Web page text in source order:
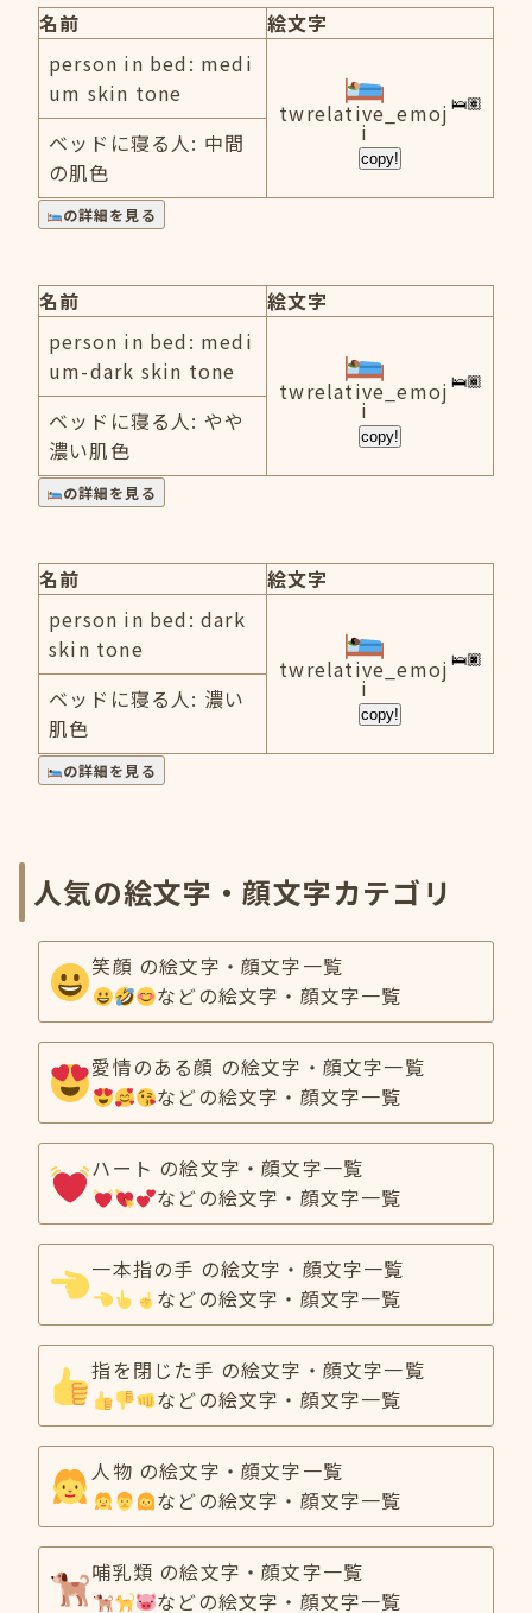
名前
絵文字
person in bed: medi
um skin tone
twrelative_emoj
i
copy!
ベッドに寝る人: 中間
の肌色
の詳細を見る
名前
絵文字
person in bed: medi
um-dark skin tone
twrelative_emoj
i
copy!
ベッドに寝る人: やや
濃い肌色
の詳細を見る
名前
絵文字
person in bed: dark
skin tone
twrelative_emoj
i
copy!
ベッドに寝る人: 濃い
肌色
の詳細を見る
人気の絵文字・顔文字カテゴリ
笑顔 の絵文字・顔文字一覧
などの絵文字・顔文字一覧
愛情のある顔 の絵文字・顔文字一覧
などの絵文字・顔文字一覧
ハート の絵文字・顔文字一覧
などの絵文字・顔文字一覧
一本指の手 の絵文字・顔文字一覧
などの絵文字・顔文字一覧
指を閉じた手 の絵文字・顔文字一覧
などの絵文字・顔文字一覧
人物 の絵文字・顔文字一覧
などの絵文字・顔文字一覧
哺乳類 の絵文字・顔文字一覧
などの絵文字・顔文字一覧